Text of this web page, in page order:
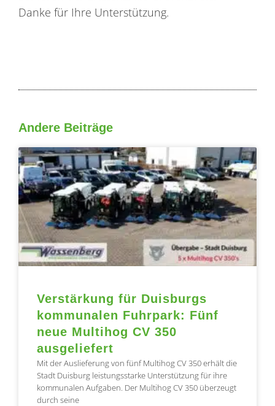
Danke für Ihre Unterstützung.
Andere Beiträge
Verstärkung für Duisburgs
kommunalen Fuhrpark: Fünf
neue Multihog CV 350
ausgeliefert
Mit der Auslieferung von fünf Multihog CV 350 erhält die
Stadt Duisburg leistungsstarke Unterstützung für ihre
kommunalen Aufgaben. Der Multihog CV 350 überzeugt
durch seine
SeiteSeite
SeiteSeiteSeite